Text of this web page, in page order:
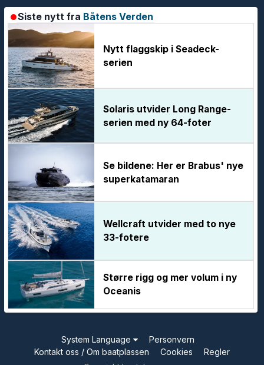
Siste nytt fra Båtens Verden
Nytt flaggskip i Seadeck-
serien
Solaris utvider Long Range-
serien med ny 64-foter
Se bildene: Her er Brabus' nye
superkatamaran
Wellcraft utvider med to nye
33-fotere
Større rigg og mer volum i ny
Oceanis
System Language
Personvern
Kontakt oss / Om baatplassen
Cookies Regler